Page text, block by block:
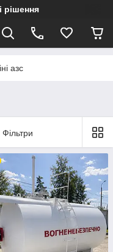
рішення
азс
Фільтри